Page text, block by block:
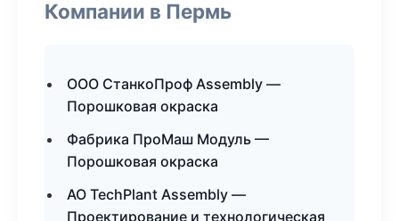
Компании в Пермь
ООО СтанкоПроф Assembly —
Порошковая окраска
Фабрика ПроМаш Модуль —
Порошковая окраска
АО TechPlant Assembly —
Проектирование и технологическая